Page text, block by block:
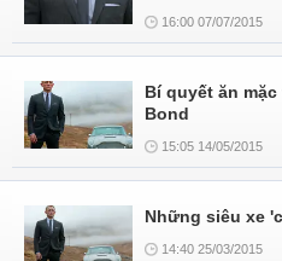
16:00 07/07/2015
Bí quyết ăn
Bond
15:05 14/05/2015
Những siêu xe
14:40 25/03/2015